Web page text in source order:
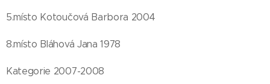
5.místo Kotoučová Barbora 2004
8.místo Bláhová Jana 1978
Kategorie 2007-2008